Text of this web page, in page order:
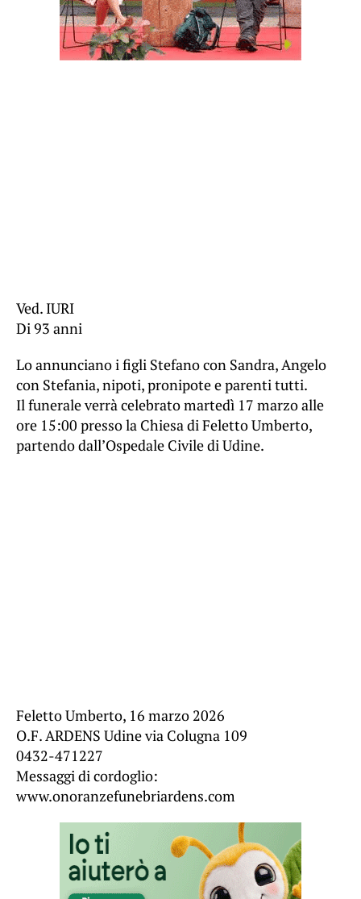
Ved. IURI
Di 93 anni
Lo annunciano i figli Stefano con Sandra, Angelo
con Stefania, nipoti, pronipote e parenti tutti.
Il funerale verrà celebrato martedì 17 marzo alle
ore 15:00 presso la Chiesa di Feletto Umberto,
partendo dall’Ospedale Civile di Udine.
Feletto Umberto, 16 marzo 2026
O.F. ARDENS Udine via Colugna 109
0432-471227
Messaggi di cordoglio:
www.onoranzefunebriardens.com